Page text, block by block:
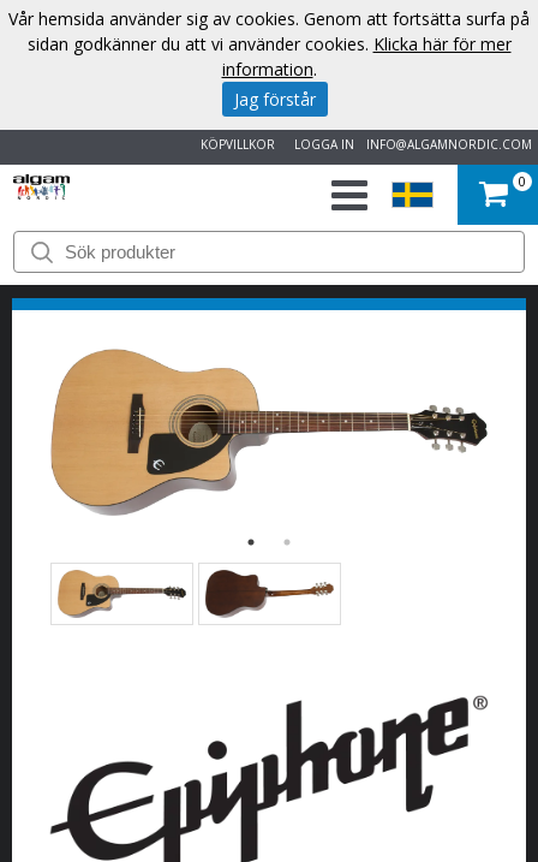
INFO@ALGAMNORDIC.COM
LOGGA IN
KÖPVILLKOR
START
VARUMÄRKEN
NYHETER
0
Vår hemsida använder sig av cookies. Genom att fortsätta surfa på
sidan godkänner du att vi använder cookies. Klicka här för mer
information.
Jag förstår